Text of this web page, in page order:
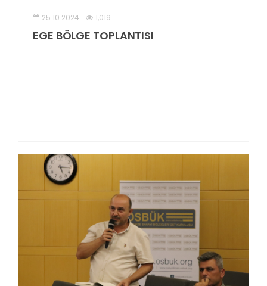
25.10.2024 1,019
EGE BÖLGE TOPLANTISI